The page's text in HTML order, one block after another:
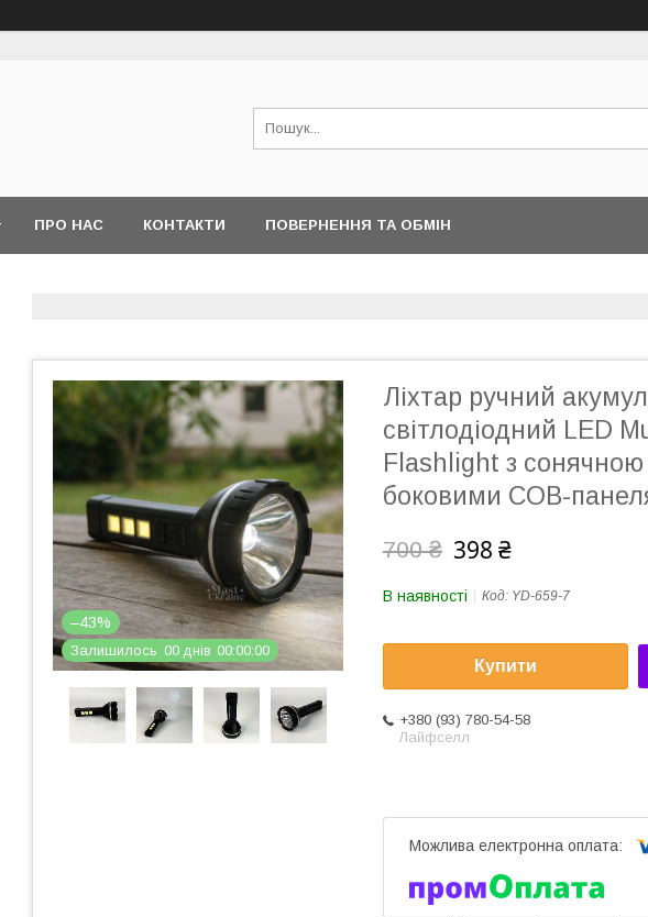
ПРО НАС КОНТАКТИ ПОВЕРНЕННЯ ТА ОБМІН
–43%
Залишилось 00 днів 00 00 00
Ліхтар ручний
світлодіодний LED
Flashlight з сонячною
боковими COB-
700 ₴ 398 ₴
В наявності Код: YD-659-7
Купити
+380 (93) 780-54-58
Лайфселл